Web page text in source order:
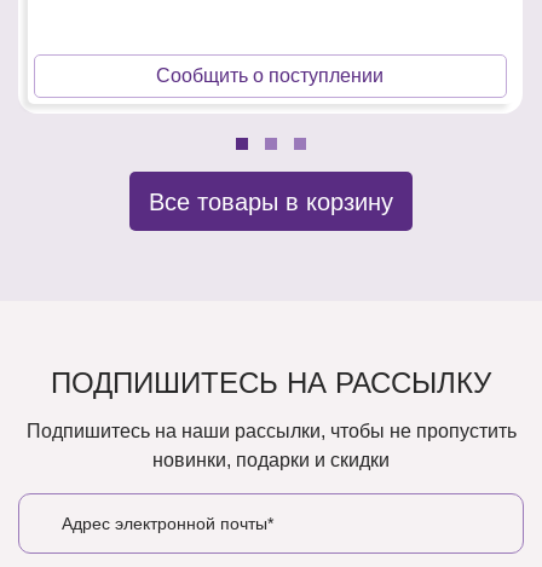
Сообщить о поступлении
Все товары в корзину
ПОДПИШИТЕСЬ НА РАССЫЛКУ
Подпишитесь на наши рассылки, чтобы не пропустить
новинки, подарки и скидки